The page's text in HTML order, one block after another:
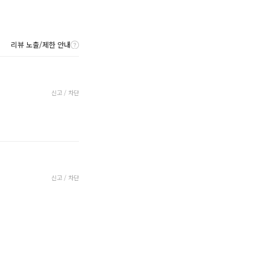
리뷰 노출/제한 안내
신고 / 차단
신고 / 차단